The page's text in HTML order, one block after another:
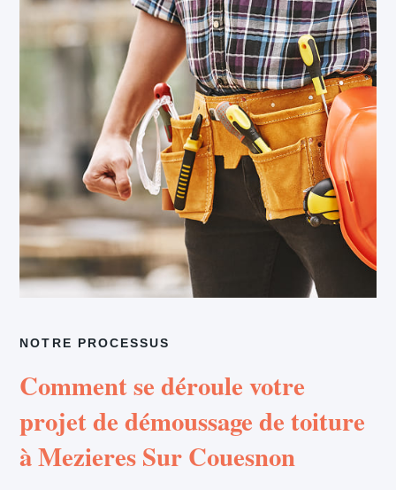
NOTRE PROCESSUS
Comment se déroule votre
projet de démoussage de toiture
à Mezieres Sur Couesnon